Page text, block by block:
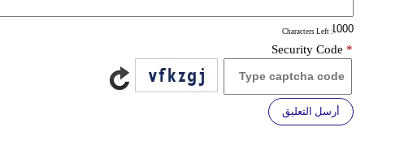
: Characters Left
Security Code *
أرسل التعليق